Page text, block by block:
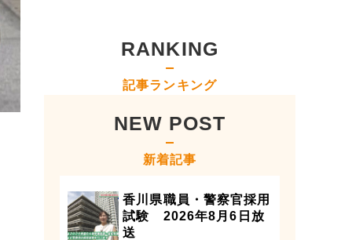
RANKING
記事ランキング
NEW POST
新着記事
香川県職員・警察官採用
試験 2026年8月6日放
送